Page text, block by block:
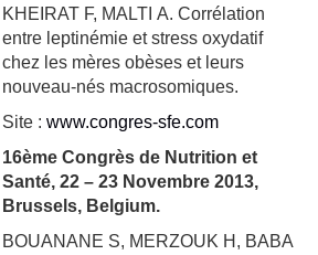
KHEIRAT F, MALTI A. Corrélation
entre leptinémie et stress oxydatif
chez les mères obèses et leurs
nouveau-nés macrosomiques.
Site : www.congres-sfe.com
16ème Congrès de Nutrition et
Santé, 22 – 23 Novembre 2013,
Brussels, Belgium.
BOUANANE S, MERZOUK H, BABA